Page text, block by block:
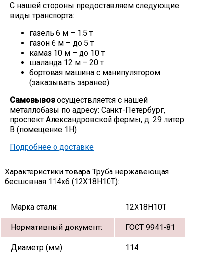
Скобо-гибочные изделия
Остальное
Нержавейка
Алюминиевый прокат
С нашей стороны предоставляем следующие
виды транспорта:
газель 6 м – 1,5 т
газон 6 м – до 5 т
камаз 10 м – до 10 т
шаланда 12 м – 20 т
бортовая машина с манипулятором
(заказывать заранее)
Самовывоз осуществляется с нашей
металлобазы по адресу: Санкт-Петербург,
проспект Александровской фермы, д. 29 литер
В (помещение 1Н)
Подробнее о доставке
Характеристики товара Труба нержавеющая
бесшовная 114х6 (12Х18Н10Т):
Марка стали: 12Х18Н10Т
Нормативный документ: ГОСТ 9941-81
Диаметр (мм): 114